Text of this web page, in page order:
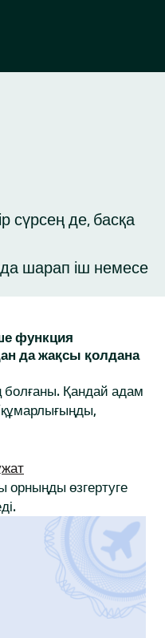
сүрсең де, басқа
шарап іш немесе
функция
да жақсы қолдана
болғаны. Қандай адам
өзгертуге